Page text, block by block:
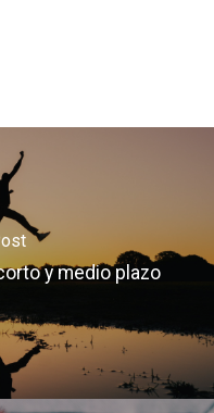
y medio plazo